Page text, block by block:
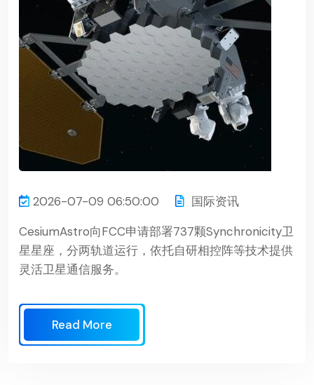
2026-07-09 06:50:00
国际资讯
CesiumAstro向FCC申请部署737颗Synchronicity卫
星星座，分两轨道运行，依托自研相控阵等技术提供
灵活卫星通信服务。
Read More